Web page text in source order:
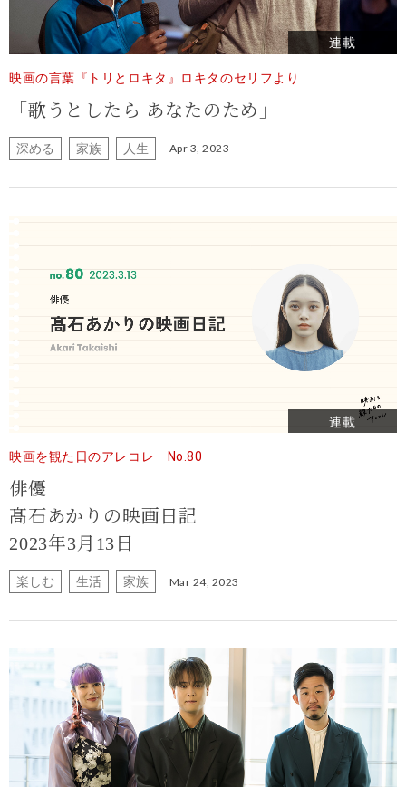
連載
映画の言葉『トリとロキタ』ロキタのセリフより
「歌うとしたら あなたのため」
深める 家族 人生 Apr 3, 2023
連載
映画を観た日のアレコレ No.80
俳優
髙石あかりの映画日記
2023年3月13日
楽しむ 生活 家族 Mar 24, 2023